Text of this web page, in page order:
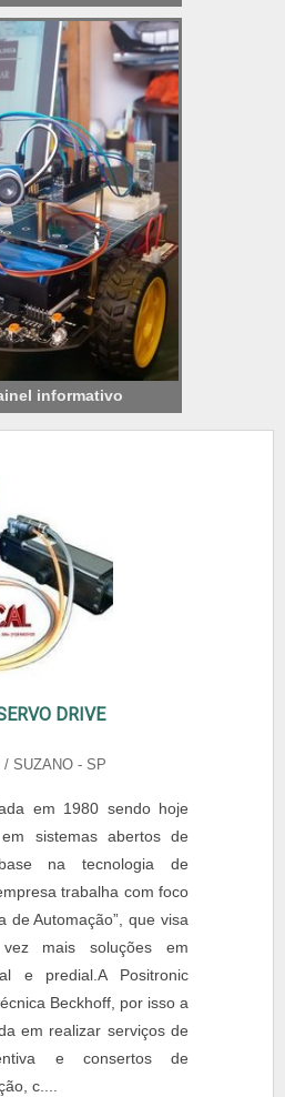
informativo
DRIVE
/ SUZANO - SP
em 1980 sendo hoje
sistemas abertos de
na tecnologia de
trabalha com foco
de Automação”, que visa
mais soluções em
e predial.A Positronic
Beckhoff, por isso a
em realizar serviços de
e consertos de
c....